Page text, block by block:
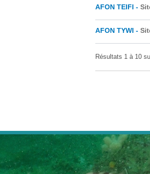
AFON TEIFI -
AFON TYWI -
Résultats 1 à 10